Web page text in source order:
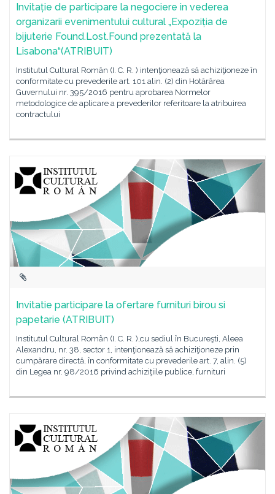
Invitație de participare la negociere in vederea
organizarii evenimentului cultural „Expoziția de
bijuterie Found.Lost.Found prezentată la
Lisabona“(ATRIBUIT)
Institutul Cultural Român (I. C. R. ) intenţionează să achiziţioneze în
conformitate cu prevederile art. 101 alin. (2) din Hotărârea
Guvernului nr. 395/2016 pentru aprobarea Normelor
metodologice de aplicare a prevederilor referitoare la atribuirea
contractului
Invitatie participare la ofertare furnituri birou si
papetarie (ATRIBUIT)
Institutul Cultural Român (I. C. R. ),cu sediul în Bucureşti, Aleea
Alexandru, nr. 38, sector 1, intenţionează să achiziţioneze prin
cumpărare directă, în conformitate cu prevederile art. 7, alin. (5)
din Legea nr. 98/2016 privind achiziţiile publice, furnituri